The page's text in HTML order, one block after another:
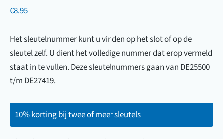
€8.95
Het sleutelnummer kunt u vinden op het slot of op de
sleutel zelf. U dient het volledige nummer dat erop vermeld
staat in te vullen. Deze sleutelnummers gaan van DE25500
t/m DE27419.
10% korting bij twee of meer sleutels